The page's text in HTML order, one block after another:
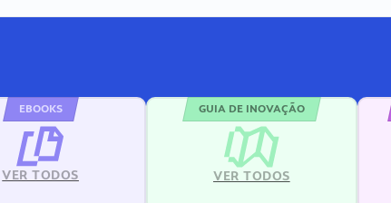
EBOOKS
VER TODOS
GUIA DE INOVAÇÃO
VER TODOS